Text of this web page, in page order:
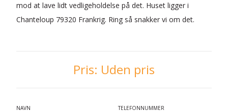
mod at lave lidt vedligeholdelse på det. Huset ligger i
Chanteloup 79320 Frankrig. Ring så snakker vi om det.
Pris: Uden pris
NAVN TELEFONNUMMER